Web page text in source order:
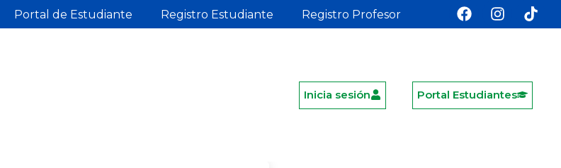
Portal de Estudiante Registro Estudiante Registro Profesor
Inicia sesión Portal Estudiantes